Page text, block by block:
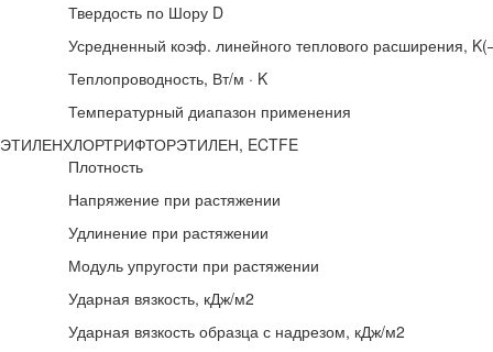
Твердость по Шору D
Усредненный коэф. линейного теплового расширения,
Теплопроводность, Вт/м · K
Температурный диапазон применения
ЭТИЛЕНХЛОРТРИФТОРЭТИЛЕН, ECTFE
Плотность
Напряжение при растяжении
Удлинение при растяжении
Модуль упругости при растяжении
Ударная вязкость, кДж/м2
Ударная вязкость образца с надрезом, кДж/м2